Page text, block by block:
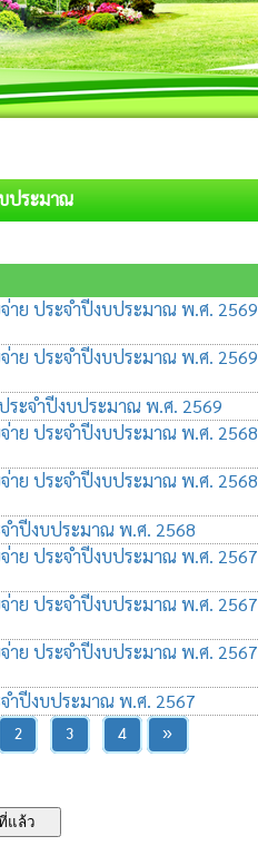
ประมาณ
าย ประจำปีงบประมาณ พ.ศ. 2569
าย ประจำปีงบประมาณ พ.ศ. 2569
ระจำปีงบประมาณ พ.ศ. 2569
าย ประจำปีงบประมาณ พ.ศ. 2568
าย ประจำปีงบประมาณ พ.ศ. 2568
ำปีงบประมาณ พ.ศ. 2568
าย ประจำปีงบประมาณ พ.ศ. 2567
าย ประจำปีงบประมาณ พ.ศ. 2567
าย ประจำปีงบประมาณ พ.ศ. 2567
ำปีงบประมาณ พ.ศ. 2567
2 3 4 »